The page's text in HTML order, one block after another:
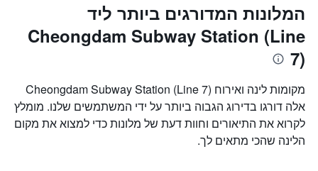
המלונות המדורגים ביותר ליד
Cheongdam Subway Station (Line
7)
מקומות לינה ואירוח Cheongdam Subway Station (Line 7)
אלה דורגו בדירוג הגבוה ביותר על ידי המשתמשים שלנו. מומלץ
לקרוא את התיאורים וחוות דעת של מלונות כדי למצוא את מקום
הלינה שהכי מתאים לך.